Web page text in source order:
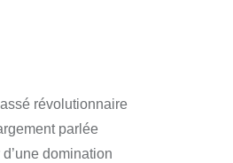
révolutionnaire
parlée
domination